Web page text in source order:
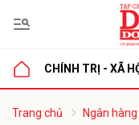
CHÍNH TRỊ - XÃ
Trang chủ Ngân
luận